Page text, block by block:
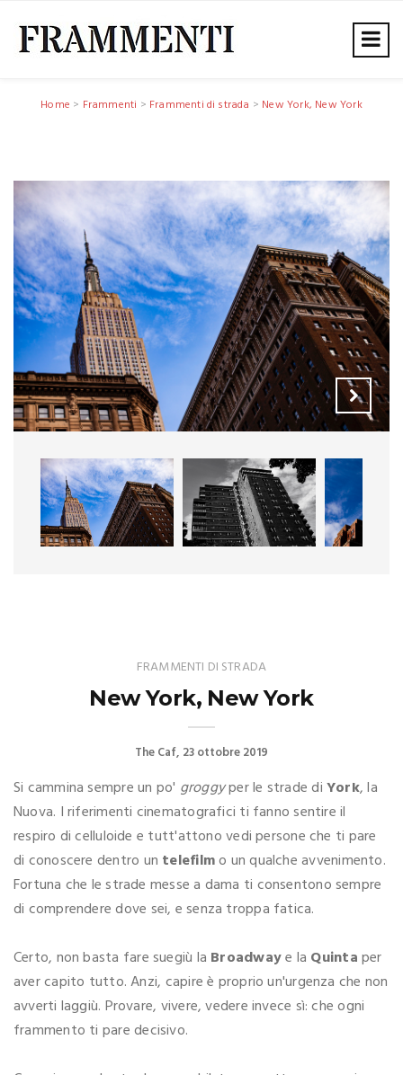
Home > Frammenti > Frammenti di strada > New York, New York
FRAMMENTI DI STRADA
New York, New York
The Caf 23 ottobre 2019
Si cammina sempre un po' groggyper le strade diYork, la
Nuova. I riferimenti cinematografici ti fanno sentire il
respiro di celluloide e tutt'attono vedi persone che ti pare
di conoscere dentro un telefilmo un qualche avvenimento.
Fortuna che le strade messe a dama ti consentono sempre
di comprendere dove sei, e senza troppa fatica.
Certo, non basta fare suegiù la Broadwaye la Quintaper
aver capito tutto. Anzi, capire è proprio un'urgenza che non
avverti laggiù. Provare, vivere, vedere invece sì: che ogni
frammento ti pare decisivo.